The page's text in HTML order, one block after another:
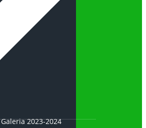
Galeria 2023-2024